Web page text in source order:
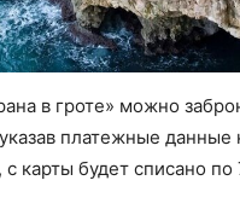
в гроте» можно
платежные данные
карты будет списано по